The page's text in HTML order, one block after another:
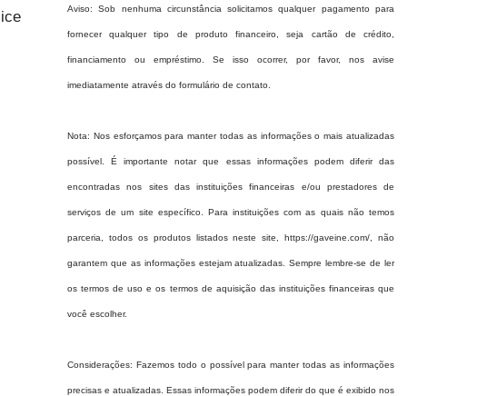
Aviso: Sob nenhuma circunstância solicitamos qualquer pagamento para
fornecer qualquer tipo de produto financeiro, seja cartão de crédito,
financiamento ou empréstimo. Se isso ocorrer, por favor, nos avise
imediatamente através do formulário de contato.
Nota: Nos esforçamos para manter todas as informações o mais atualizadas
possível. É importante notar que essas informações podem diferir das
encontradas nos sites das instituições financeiras e/ou prestadores de
serviços de um site específico. Para instituições com as quais não temos
parceria, todos os produtos listados neste site,https://gaveine.com/ , não
garantem que as informações estejam atualizadas. Sempre lembre-se de ler
os termos de uso e os termos de aquisição das instituições financeiras que
você escolher.
Considerações: Fazemos todo o possível para manter todas as informações
precisas e atualizadas. Essas informações podem diferir do que é exibido nos